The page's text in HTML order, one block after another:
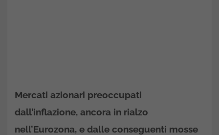
Mercati azionari preoccupati
dall’inflazione, ancora in rialzo
nell’Eurozona, e dalle conseguenti mosse